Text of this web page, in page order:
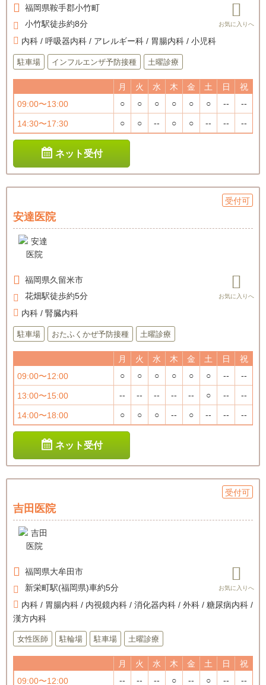
福岡県鞍手郡小竹町
小竹駅徒歩約8分
内科 / 呼吸器内科 / アレルギー科 / 胃腸内科 / 小児科
駐車場 インフルエンザ予防接種 土曜診療
月 火 水 木 金 土 日
祝
09:00〜13:00
○ ○ ○ ○ ○ ○ -- --
14:30〜17:30 ○ ○ -- ○ ○ -- -- --
ネット受付
受付可
安達医院
福岡県久留米市
花畑駅徒歩約5分
内科 / 腎臓内科
駐車場 おたふくかぜ予防接種 土曜診療
月 火 水 木 金 土 日
祝
09:00〜12:00
○ ○ ○ ○ ○ ○ -- --
13:00〜15:00 -- -- -- -- -- ○ -- --
14:00〜18:00 ○ ○ ○ -- ○ -- -- --
ネット受付
受付可
吉田医院
福岡県大牟田市
新栄町駅(福岡県)車約5分
内科 / 胃腸内科 / 内視鏡内科 / 消化器内科 / 外科 / 糖尿病内科 /
漢方内科
女性医師 駐輪場 駐車場 土曜診療
月 火 水 木 金 土 日
祝
09:00〜12:00
-- -- -- ○ -- ○ -- --